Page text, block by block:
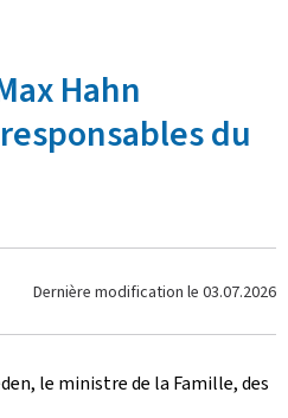
Hahn
du
Dernière modification le 03.07.2026
le ministre de la Famille, des